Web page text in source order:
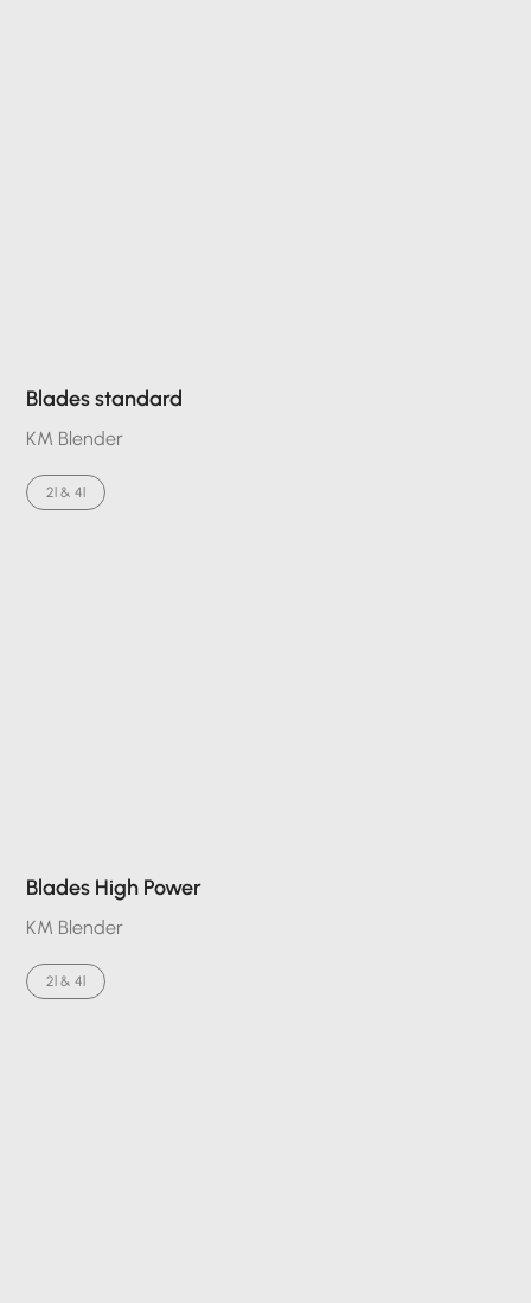
Blades standard
KM Blender
2l & 4l
Blades High Power
KM Blender
2l & 4l